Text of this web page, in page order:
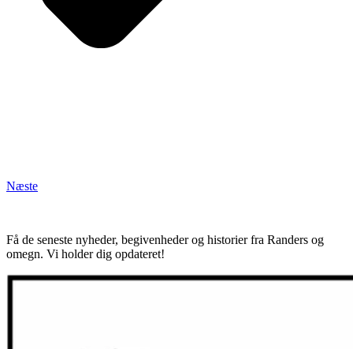
Næste
Få de seneste nyheder, begivenheder og historier fra Randers og
omegn. Vi holder dig opdateret!